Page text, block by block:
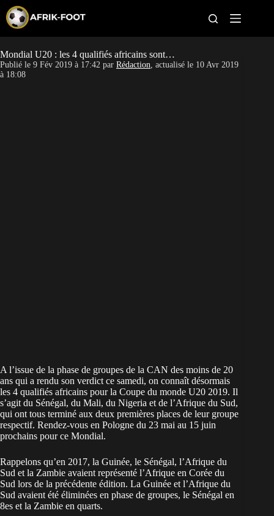
p
t
o
c
CAN féminine
Mondial U20 : les 4 qualifiés africains sont…
Publié le 9 Fév 2019 à 17:42 par Rédaction, actualisé le 10 Avr 2019
à 18:08
A l’issue de la phase de groupes de la CAN des moins de 20
ans qui a rendu son verdict ce samedi, on connaît désormais
les 4 qualifiés africains pour la Coupe du monde U20 2019. Il
s’agit du Sénégal, du Mali, du Nigeria et de l’Afrique du Sud,
qui ont tous terminé aux deux premières places de leur groupe
respectif. Rendez-vous en Pologne du 23 mai au 15 juin
prochains pour ce Mondial.
Rappelons qu’en 2017, la Guinée, le Sénégal, l’Afrique du
Sud et la Zambie avaient représenté l’Afrique en Corée du
Sud lors de la précédente édition. La Guinée et l’Afrique du
Sud avaient été éliminées en phase de groupes, le Sénégal en
8es et la Zambie en quarts.